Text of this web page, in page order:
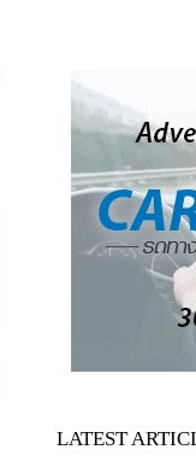
LATEST